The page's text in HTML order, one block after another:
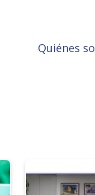
Quiénes